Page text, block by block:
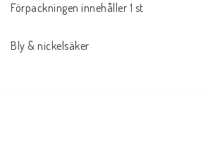
Förpackningen innehåller 1 st
Bly & nickelsäker